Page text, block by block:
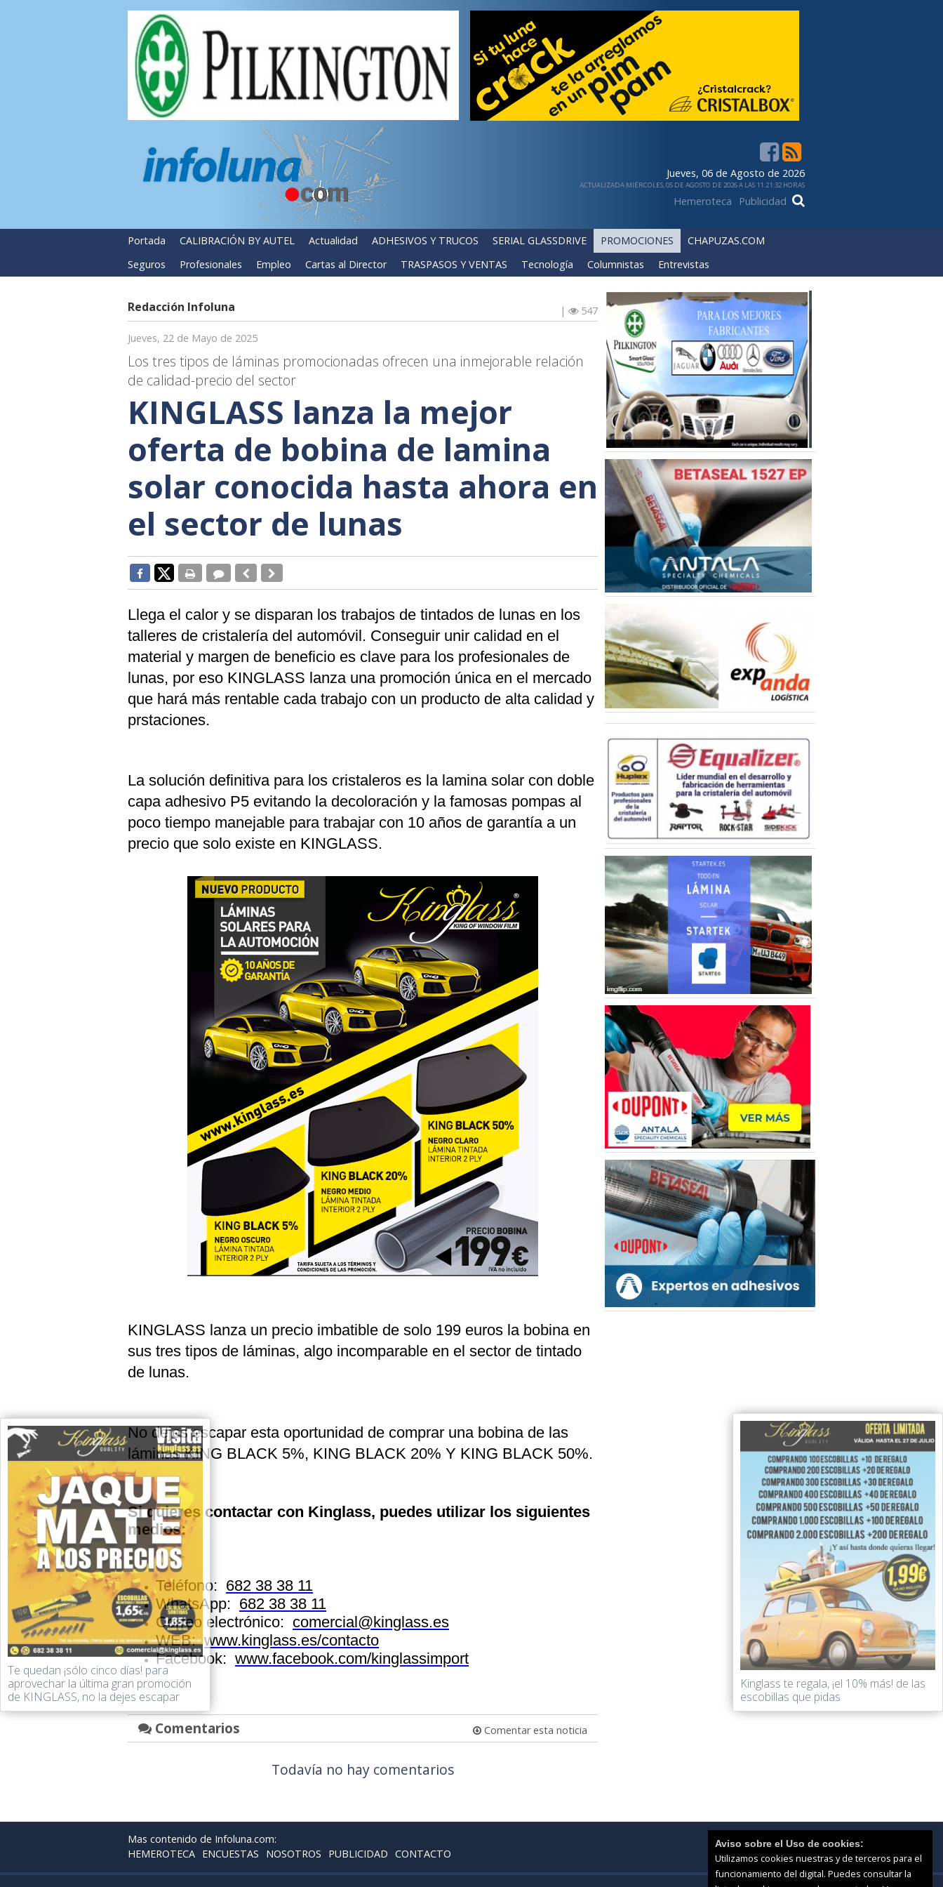
Jueves, 06 de Agosto de 2026
ACTUALIZADA MIÉRCOLES, 05 DE AGOSTO DE 2026 A LAS 11:21:32 HORAS
Hemeroteca Publicidad
Portada CALIBRACIÓN BY AUTEL Actualidad ADHESIVOS Y TRUCOS SERIAL GLASSDRIVE PROMOCIONES
CHAPUZAS.COM
Seguros
Profesionales Empleo Cartas al Director TRASPASOS Y VENTAS Tecnología Columnistas Entrevistas
Redacción Infoluna | 547
Jueves, 22 de Mayo de 2025
Los tres tipos de láminas promocionadas ofrecen una inmejorable relación
de calidad-precio del sector
KINGLASS lanza la mejor
oferta de bobina de lamina
solar conocida hasta ahora en
el sector de lunas
Llega el calor y se disparan los trabajos de tintados de lunas en los
talleres de cristalería del automóvil. Conseguir unir calidad en el
material y margen de beneficio es clave para los profesionales de
lunas, por eso KINGLASS lanza una promoción única en el mercado
que hará más rentable cada trabajo con un producto de alta calidad y
prstaciones.
La solución definitiva para los cristaleros es la lamina solar con doble
capa adhesivo P5 evitando la decoloración y la famosas pompas al
poco tiempo manejable para trabajar con 10 años de garantía a un
precio que solo existe en KINGLASS.
KINGLASS lanza un precio imbatible de solo 199 euros la bobina en
sus tres tipos de láminas, algo incomparable en el sector de tintado
de lunas.
No dejes escapar esta oportunidad de comprar una bobina de las
láminas KING BLACK 5%, KING BLACK 20% Y KING BLACK 50%.
Si quieres contactar con Kinglass, puedes utilizar los siguientes
medios:
Teléfono: 682 38 38 11
WhatsApp: 682 38 38 11
Correo electrónico: comercial@kinglass.es
WEB:www.kinglass.es/contacto
Facebook: www.facebook.com/kinglassimport
Comentarios Comentar esta noticia
Todavía no hay comentarios
Te quedan ¡sólo cinco días! para
aprovechar la última gran promoción
de KINGLASS, no la dejes escapar
Kinglass te regala, ¡el 10% más! de las
escobillas que pidas
Mas contenido de Infoluna.com:
HEMEROTECA ENCUESTAS NOSOTROS PUBLICIDAD CONTACTO
Aviso sobre el Uso de cookies:
Utilizamos cookies nuestras y de terceros para el
funcionamiento del digital. Puedes consultar la